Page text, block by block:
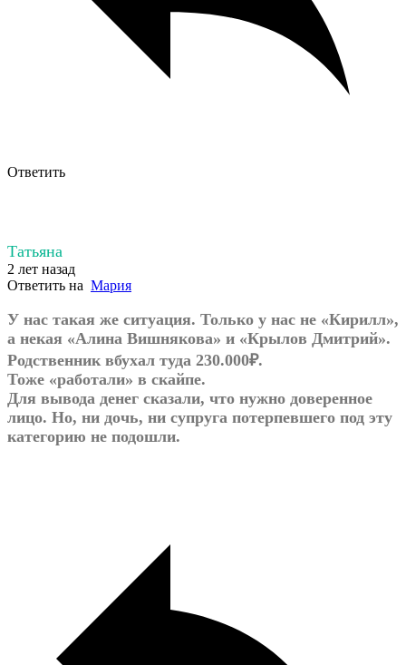
Ответить
Татьяна
2 лет назад
Ответить на Мария
У нас такая же ситуация. Только у нас не «Кирилл»,
а некая «Алина Вишнякова» и «Крылов Дмитрий».
Родственник вбухал туда 230.000₽.
Тоже «работали» в скайпе.
Для вывода денег сказали, что нужно доверенное
лицо. Но, ни дочь, ни супруга потерпевшего под эту
категорию не подошли.